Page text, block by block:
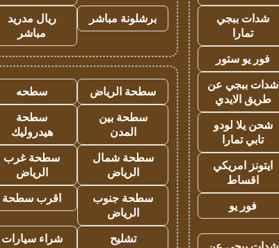
شدات ببجي
تمارا
فور يو ستور
شدات ببجي عن
طريق الايدي
شحن يلا لودو
تابي تمارا
ايتونز امريكي
اقساط
فور يو
برشلونة مباشر
ريال مدريد
مباشر
سطحة الرياض
سطحه
سطحة بين
المدن
سطحة
هيدروليك
سطحة شمال
الرياض
سطحة غرب
الرياض
سطحة جنوب
الرياض
اقرب سطحة
تشليح
شراء سيارات